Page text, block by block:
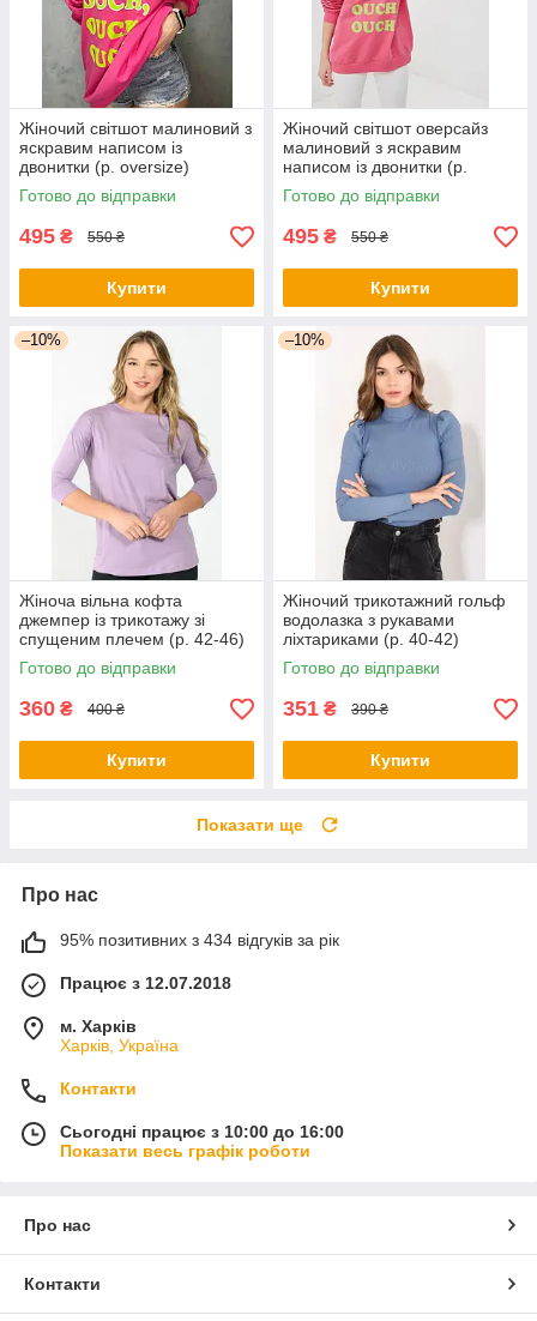
Жіночий світшот малиновий з
яскравим написом із
двонитки (р. oversize)
1043190r
Готово до відправки
495 ₴ 550 ₴
Купити
Жіночий світшот оверсайз
малиновий з яскравим
написом із двонитки (р.
oversize) 1043193r
Готово до відправки
495 ₴ 550 ₴
Купити
–10%
Жіноча вільна кофта
джемпер із трикотажу зі
спущеним плечем (р. 42-46)
1043194r
Готово до відправки
360 ₴ 400 ₴
Купити
–10%
Жіночий трикотажний гольф
водолазка з рукавами
ліхтариками (р. 40-42)
1043197r
Готово до відправки
351 ₴ 390 ₴
Купити
Показати ще
Про нас
95% позитивних з 434 відгуків за рік
Працює з 12.07.2018
м. Харків
Харків, Україна
Контакти
Сьогодні працює з 10:00 до 16:00
Показати весь графік роботи
Про нас
Контакти